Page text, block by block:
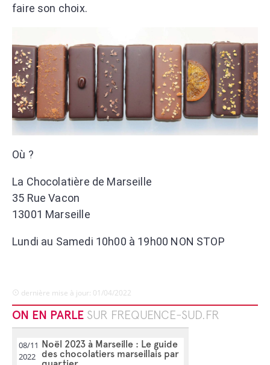
faire son choix.
Où ?
La Chocolatière de Marseille
35 Rue Vacon
13001 Marseille
Lundi au Samedi 10h00 à 19h00 NON STOP
dernière mise à jour: 01/04/2022
ON EN PARLE SUR FREQUENCE-SUD.FR
08/11
2022
Noël 2023 à Marseille : Le guide
des chocolatiers marseillais par